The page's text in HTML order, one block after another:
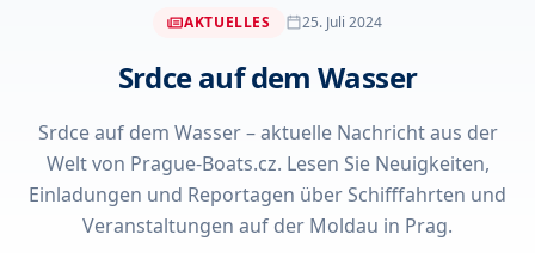
AKTUELLES 25. Juli 2024
Srdce auf dem Wasser
Srdce auf dem Wasser – aktuelle Nachricht aus der
Welt von Prague-Boats.cz. Lesen Sie Neuigkeiten,
Einladungen und Reportagen über Schifffahrten und
Veranstaltungen auf der Moldau in Prag.